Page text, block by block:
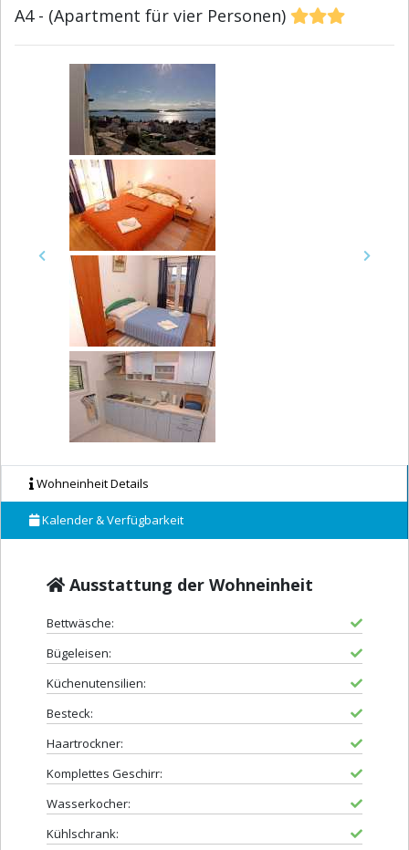
A4 - (Apartment für vier Personen)
Previous Next
Wohneinheit Details
Kalender & Verfügbarkeit
Ausstattung der Wohneinheit
Bettwäsche:
Bügeleisen:
Küchenutensilien:
Besteck:
Haartrockner:
Komplettes Geschirr:
Wasserkocher:
Kühlschrank: